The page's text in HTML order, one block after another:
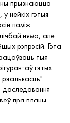
прызнаюцца
нейкіх гэтыя
паміж
няма, але
рэпрэсій. Гэта
тыя
гэтых
рэальнасць".
даследавання
пра планы